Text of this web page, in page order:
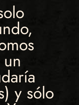
y sólo